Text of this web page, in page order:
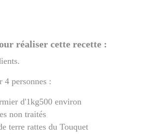
réaliser cette recette :
4 personnes :
d'1kg500 environ
non traités
terre rattes du Touquet